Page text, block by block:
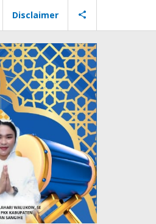
Disclaimer